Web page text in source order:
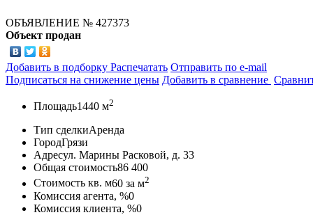
ОБЪЯВЛЕНИЕ № 427373
Объект продан
Добавить в подборку Распечатать Отправить по e-mail
Подписаться на снижение цены Добавить в сравнение
Площадь1440 м2
Тип сделкиАренда
ГородГрязи
Адресул. Марины Расковой, д. 33
Общая стоимость86 400
Стоимость кв. м60 за м2
Комиссия агента, %0
Комиссия клиента, %0